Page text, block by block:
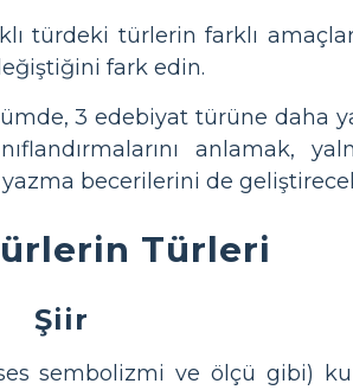
türdeki türlerin farklı
fark edin.
3 edebiyat türüne daha
anlamak,
becerilerini de
Türleri
Şiir
sembolizmi ve ölçü gibi)